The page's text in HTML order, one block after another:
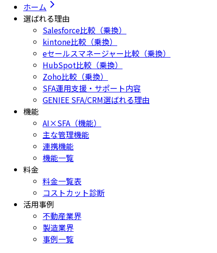
ホーム
選ばれる理由
Salesforce比較（乗換）
kintone比較（乗換）
eセールスマネージャー比較（乗換）
HubSpot比較（乗換）
Zoho比較（乗換）
SFA運用支援・サポート内容
GENIEE SFA/CRM選ばれる理由
機能
AI×SFA（機能）
主な管理機能
連携機能
機能一覧
料金
料金一覧表
コストカット診断
活用事例
不動産業界
製造業界
事例一覧